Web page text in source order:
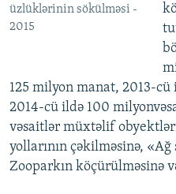
üzlüklərinin sökülməsi -
2015
125 milyon manat, 2013-
2014-cü ildə 100
vəsaitlər müxtəlif
yollarının çəkilməsinə, «Ağ
Zooparkın köçürülməsinə